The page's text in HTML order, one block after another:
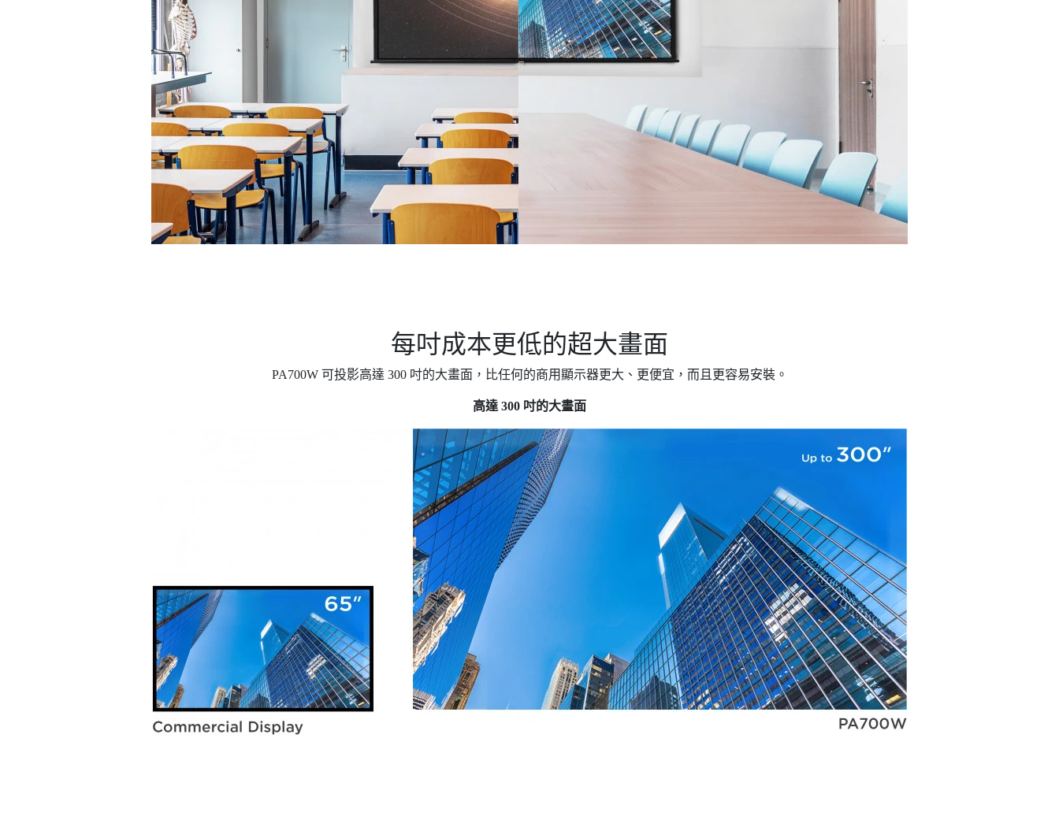
每吋成本更低的超大畫面​​
PA700W 可投影高達 300 吋的大畫面，比任何的商用顯示器更大、更便宜，而且更容易安裝。
高達 300 吋的大畫面